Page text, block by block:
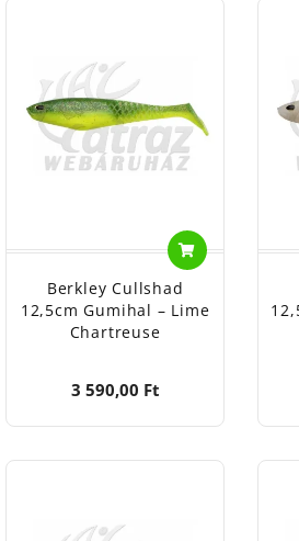
Berkley Cullshad
12,5cm Gumihal – Lime
Chartreuse
3 590,00 Ft